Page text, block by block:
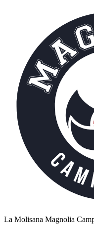
La Molisana Magnolia